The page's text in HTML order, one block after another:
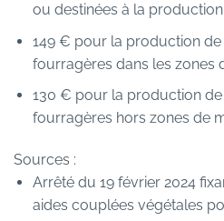
ou destinées à la
149 € pour la production
fourragères dans les zones
130 € pour la production
fourragères hors zones de
Sources :
Arrêté du 19 février 2024
aides couplées végétales